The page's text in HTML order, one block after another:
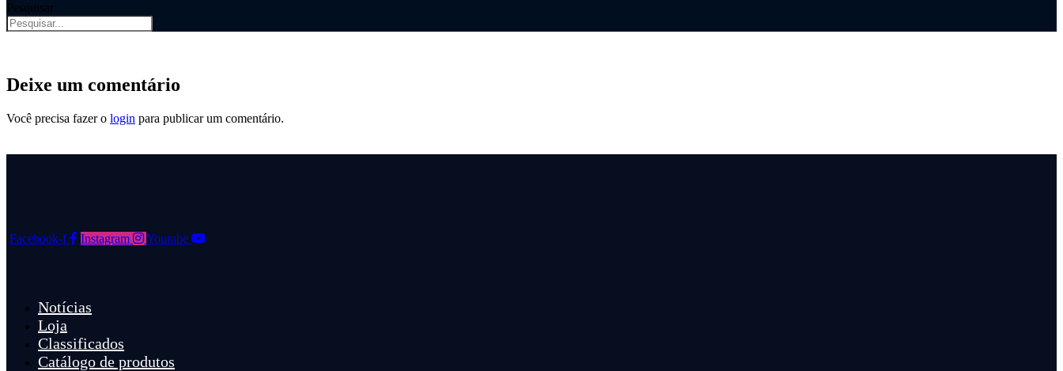
Pesquisar
Deixe um comentário
Você precisa fazer o login para publicar um comentário.
Facebook-f Instagram Youtube
Notícias
Loja
Classificados
Catálogo de produtos